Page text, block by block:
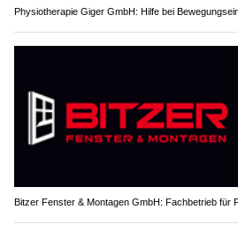
Physiotherapie Giger GmbH: Hilfe bei
Bitzer Fenster & Montagen GmbH: Fachbetrieb für